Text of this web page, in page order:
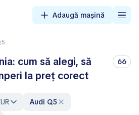
Adaugă mașină
Q5
cum să alegi, să
la preț corect
66
Audi Q5